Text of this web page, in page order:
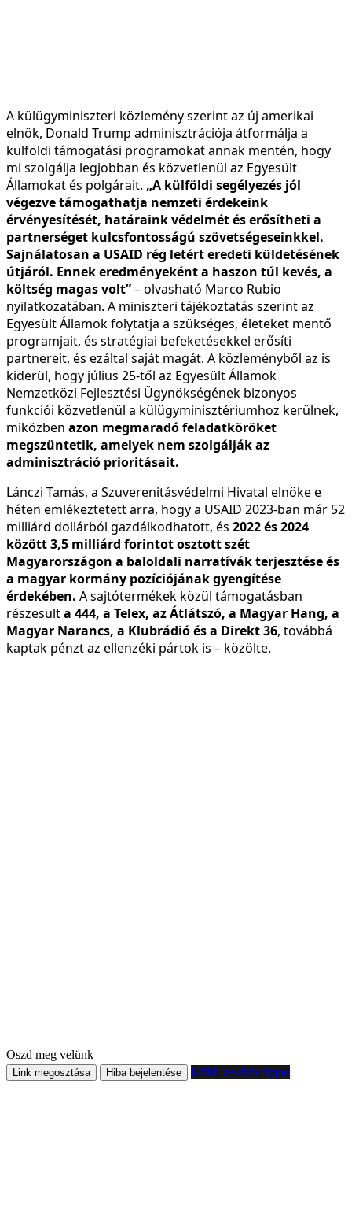
A külügyminiszteri közlemény szerint az új amerikai
elnök, Donald Trump adminisztrációja átformálja a
külföldi támogatási programokat annak mentén, hogy
mi szolgálja legjobban és közvetlenül az Egyesült
Államokat és polgárait. „A külföldi segélyezés jól
végezve támogathatja nemzeti érdekeink
érvényesítését, határaink védelmét és erősítheti a
partnerséget kulcsfontosságú szövetségeseinkkel.
Sajnálatosan a USAID rég letért eredeti küldetésének
útjáról. Ennek eredményeként a haszon túl kevés, a
költség magas volt”– olvasható Marco Rubio
nyilatkozatában. A miniszteri tájékoztatás szerint az
Egyesült Államok folytatja a szükséges, életeket mentő
programjait, és stratégiai befeketésekkel erősíti
partnereit, és ezáltal saját magát. A közleményből az is
kiderül, hogy július 25-től az Egyesült Államok
Nemzetközi Fejlesztési Ügynökségének bizonyos
funkciói közvetlenül a külügyminisztériumhoz kerülnek,
miközben azon megmaradó feladatköröket
megszüntetik, amelyek nem szolgálják az
adminisztráció prioritásait.
Lánczi Tamás, a Szuverenitásvédelmi Hivatal elnöke e
héten emlékeztetett arra, hogy a USAID 2023-ban már 52
milliárd dollárból gazdálkodhatott, és 2022 és 2024
között 3,5 milliárd forintot osztott szét
Magyarországon a baloldali narratívák terjesztése és
a magyar kormány pozíciójának gyengítése
érdekében. A sajtótermékek közül támogatásban
részesülta 444, a Telex, az Átlátszó, a Magyar Hang, a
Magyar Narancs, a Klubrádió és a Direkt 36, továbbá
kaptak pénzt az ellenzéki pártok is – közölte.
Oszd meg velünk
Link megosztása Hiba bejelentése Küldj nekünk tippet